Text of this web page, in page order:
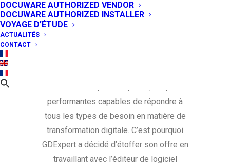
DOCUWARE AUTHORIZED VENDOR
DOCUWARE AUTHORIZED INSTALLER
VOYAGE D’ÉTUDE
ACTUALITÉS
CONTACT
francophone notamment des industries
et des PME/PMI, GDExpert s’est mis en
performantes capables de répondre à
tous les types de besoin en matière de
transformation digitale. C’est pourquoi
GDExpert a décidé d’étoffer son offre en
travaillant avec l’éditeur de logiciel